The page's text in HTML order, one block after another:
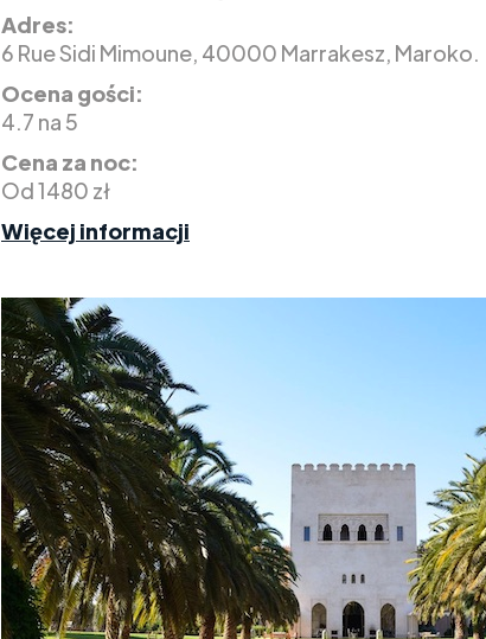
Adres:
6 Rue Sidi Mimoune, 40000 Marrakesz, Maroko.
Ocena gości:
4.7 na 5
Cena za noc:
Od 1480 zł
Więcej informacji